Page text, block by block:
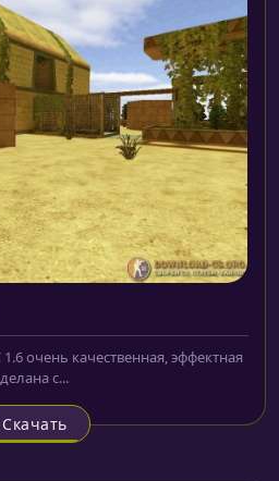
очень качественная, эффектная
с...
Скачать